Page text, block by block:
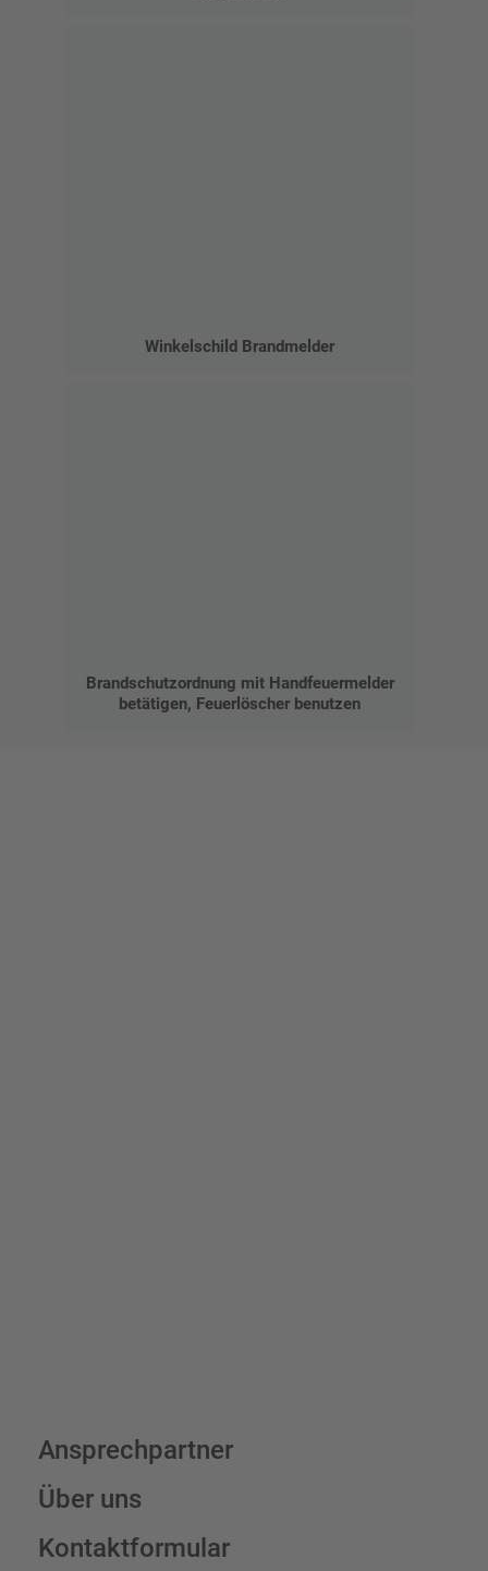
Winkelschild Brandmelder
Brandschutzordnung mit Handfeuermelder
betätigen, Feuerlöscher benutzen
Ansprechpartner
Über uns
Kontaktformular